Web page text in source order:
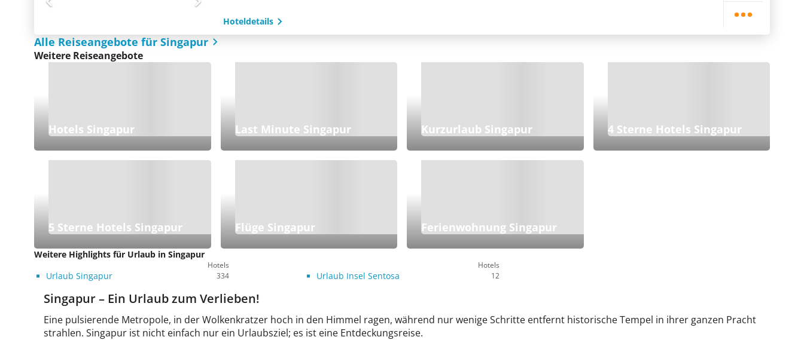
Hoteldetails
Alle Reiseangebote für Singapur
Weitere Reiseangebote
Hotels Singapur Last Minute Singapur Kurzurlaub Singapur 4 Sterne Hotels Singapur
5 Sterne Hotels Singapur Flüge Singapur Ferienwohnung Singapur
Weitere Highlights für Urlaub in Singapur
Hotels Hotels
Urlaub Singapur 334 Urlaub Insel Sentosa 12
Singapur – Ein Urlaub zum Verlieben!
Eine pulsierende Metropole, in der Wolkenkratzer hoch in den Himmel ragen, während nur wenige Schritte entfernt historische Tempel in ihrer ganzen Pracht
strahlen. Singapur ist nicht einfach nur ein Urlaubsziel; es ist eine Entdeckungsreise.